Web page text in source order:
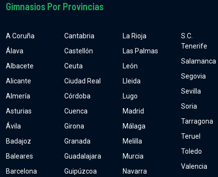
Gimnasios Por Provincias
A Coruña
Álava
Albacete
Alicante
Almería
Asturias
Ávila
Badajoz
Baleares
Barcelona
Cantabria
Castellón
Ceuta
Ciudad Real
Córdoba
Cuenca
Girona
Granada
Guadalajara
Guipúzcoa
La Rioja
Las Palmas
León
Lleida
Lugo
Madrid
Málaga
Melilla
Murcia
Navarra
S.C.
Tenerife
Salamanca
Segovia
Sevilla
Soria
Tarragona
Teruel
Toledo
Valencia